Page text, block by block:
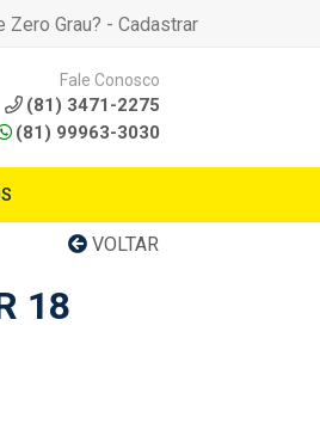
Zero Grau? - Cadastrar
Fale Conosco
(81) 3471-2275
(81) 99963-3030
VOLTAR
18